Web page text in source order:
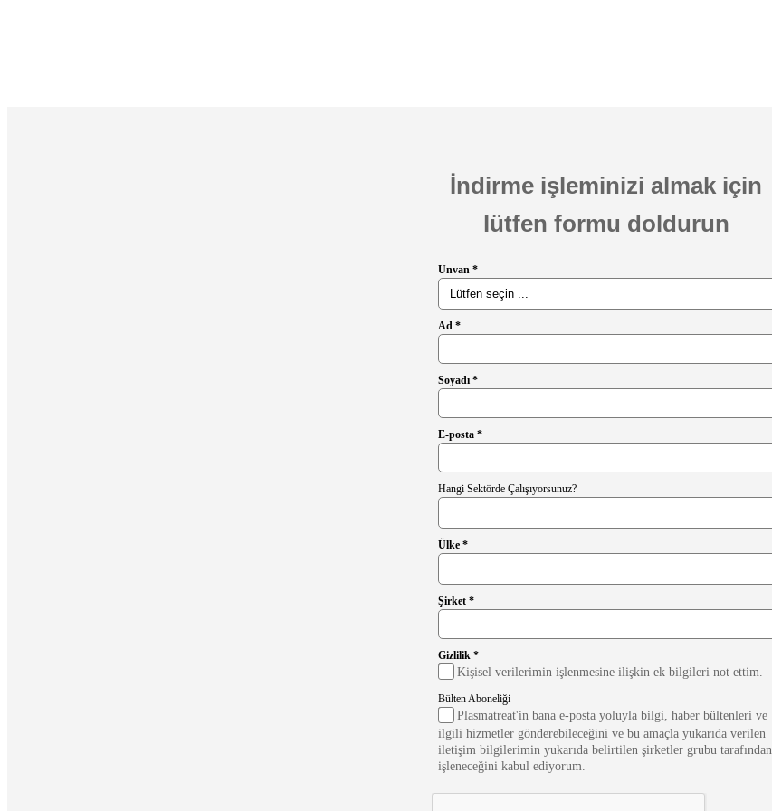
İndirme işleminizi almak için
lütfen formu doldurun
Unvan *
Ad *
Soyadı *
E-posta *
Hangi Sektörde Çalışıyorsunuz?
Ülke *
Şirket *
Gizlilik *
Kişisel verilerimin işlenmesine ilişkin ek bilgileri not ettim.
Bülten Aboneliği
Plasmatreat'in bana e-posta yoluyla bilgi, haber bültenleri ve
ilgili hizmetler gönderebileceğini ve bu amaçla yukarıda verilen
iletişim bilgilerimin yukarıda belirtilen şirketler grubu tarafından
işleneceğini kabul ediyorum.